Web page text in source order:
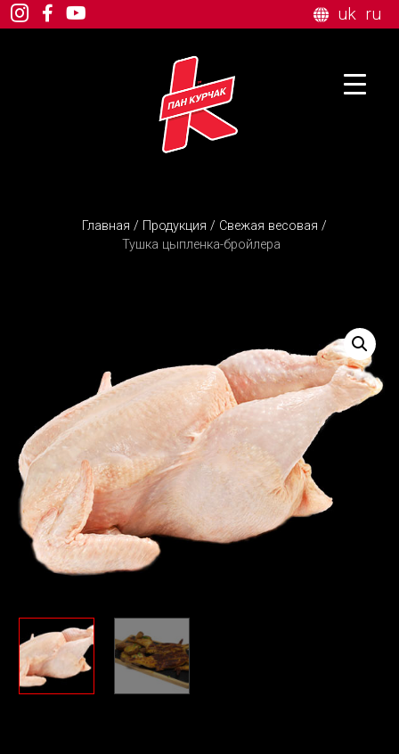
uk ru
Главная / Продукция / Свежая весовая /
Тушка цыпленка-бройлера